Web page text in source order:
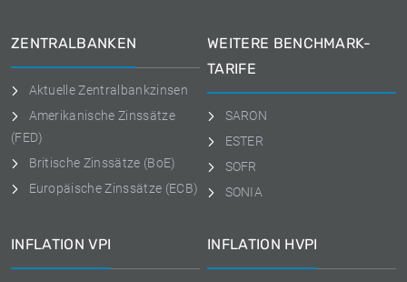
ZENTRALBANKEN
Aktuelle Zentralbankzinsen
Amerikanische Zinssätze
(FED)
Britische Zinssätze (BoE)
Europäische Zinssätze (ECB)
WEITERE BENCHMARK-
TARIFE
SARON
ESTER
SOFR
SONIA
INFLATION VPI INFLATION HVPI